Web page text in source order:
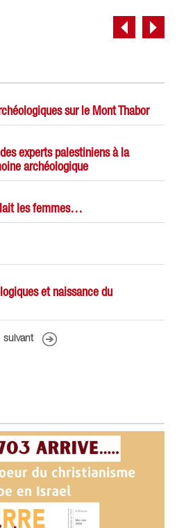
sur le Mont Thabor
experts palestiniens à la
archéologique
les femmes…
et naissance du
suivant